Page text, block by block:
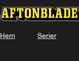
Hem Serier